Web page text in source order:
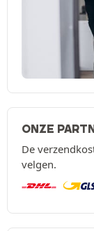
ONZE
De
velgen.